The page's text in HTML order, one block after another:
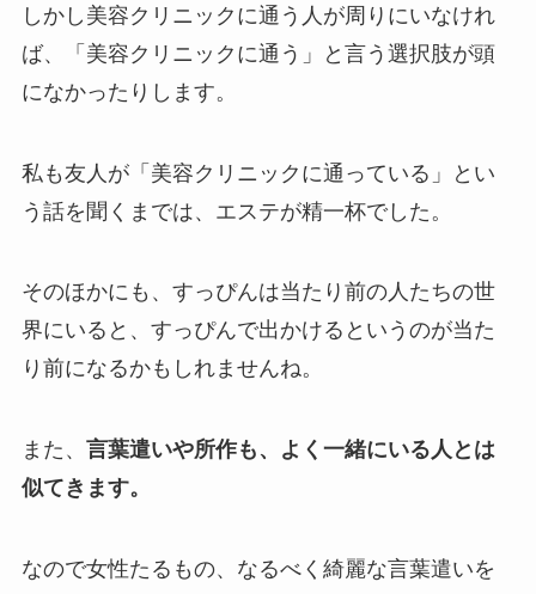
しかし美容クリニックに通う人が周りにいなけれ
ば、「美容クリニックに通う」と言う選択肢が頭
になかったりします。
私も友人が「美容クリニックに通っている」とい
う話を聞くまでは、エステが精一杯でした。
そのほかにも、すっぴんは当たり前の人たちの世
界にいると、すっぴんで出かけるというのが当た
り前になるかもしれませんね。
また、 言葉遣いや所作も、よく一緒にいる人とは
似てきます。
なので女性たるもの、なるべく綺麗な言葉遣いを